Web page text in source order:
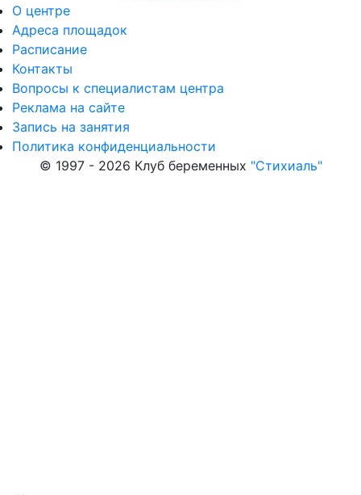
Вопросы к специалистам центра
Реклама на сайте
Запись на занятия
Политика конфиденциальности
О центре
Адреса площадок
Расписание
Контакты
© 1997 - 2026 Клуб беременных "Стихиаль"